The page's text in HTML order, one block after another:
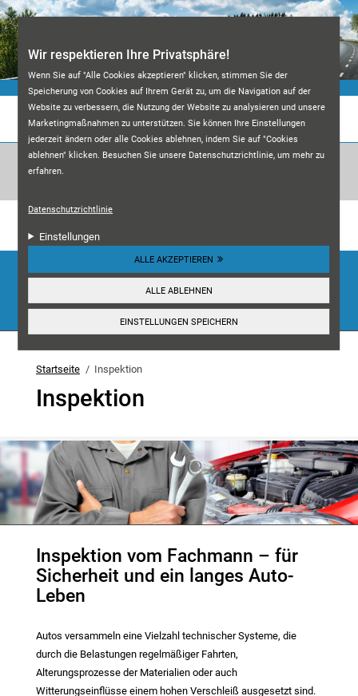
Wir respektieren Ihre Privatsphäre!
Wenn Sie auf "Alle Cookies akzeptieren" klicken, stimmen Sie der
Speicherung von Cookies auf Ihrem Gerät zu, um die Navigation auf der
Website zu verbessern, die Nutzung der Website zu analysieren und unsere
Marketingmaßnahmen zu unterstützen. Sie können Ihre Einstellungen
jederzeit ändern oder alle Cookies ablehnen, indem Sie auf "Cookies
ablehnen" klicken. Besuchen Sie unsere Datenschutzrichtlinie, um mehr zu
erfahren.
Datenschutzrichtlinie
Einstellungen
ALLE AKZEPTIEREN
ALLE ABLEHNEN
EINSTELLUNGEN SPEICHERN
Direkt zum Inhalt
KFZ-MEISTERWERKSTATT M&A
Unsere Kundenbewertungen:
Navigation☰
Startseite Inspektion
Inspektion
Inspektion vom Fachmann – für
Sicherheit und ein langes Auto-
Leben
Autos versammeln eine Vielzahl technischer Systeme, die
durch die Belastungen regelmäßiger Fahrten,
Alterungsprozesse der Materialien oder auch
Witterungseinflüsse einem hohen Verschleiß ausgesetzt sind.